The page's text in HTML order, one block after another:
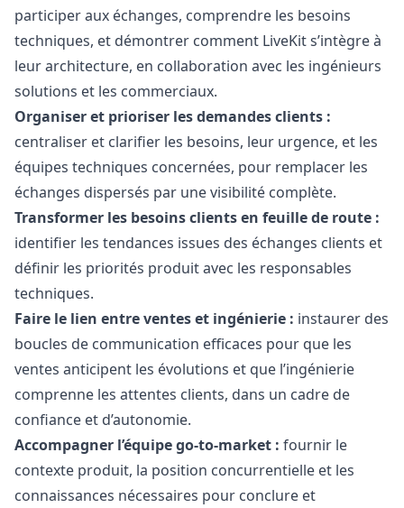
participer aux échanges, comprendre les besoins
techniques, et démontrer comment LiveKit s’intègre à
leur architecture, en collaboration avec les ingénieurs
solutions et les commerciaux.
Organiser et prioriser les demandes clients :
centraliser et clarifier les besoins, leur urgence, et les
équipes techniques concernées, pour remplacer les
échanges dispersés par une visibilité complète.
Transformer les besoins clients en feuille de route :
identifier les tendances issues des échanges clients et
définir les priorités produit avec les responsables
techniques.
Faire le lien entre ventes et ingénierie : instaurer des
boucles de communication efficaces pour que les
ventes anticipent les évolutions et que l’ingénierie
comprenne les attentes clients, dans un cadre de
confiance et d’autonomie.
Accompagner l’équipego-to-market : fournir le
contexte produit, la position concurrentielle et les
connaissances nécessaires pour conclure et